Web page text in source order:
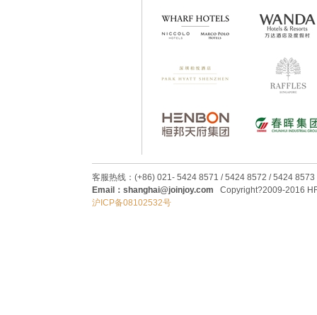
客服热线：(+86) 021- 5424 8571 / 5424 8572 / 5424 8573
Email：shanghai@joinjoy.com Copyright?2009-2016
沪ICP备08102532号